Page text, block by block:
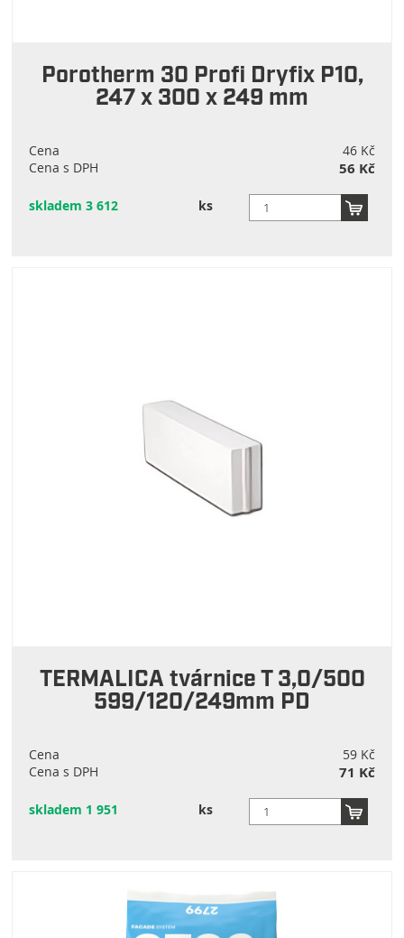
Porotherm 30 Profi Dryfix P10,
247 x 300 x 249 mm
Cena
46 Kč
Cena s DPH
56 Kč
skladem 3 612 ks
TERMALICA tvárnice T 3,0/500
599/120/249mm PD
Cena
59 Kč
Cena s DPH
71 Kč
skladem 1 951 ks